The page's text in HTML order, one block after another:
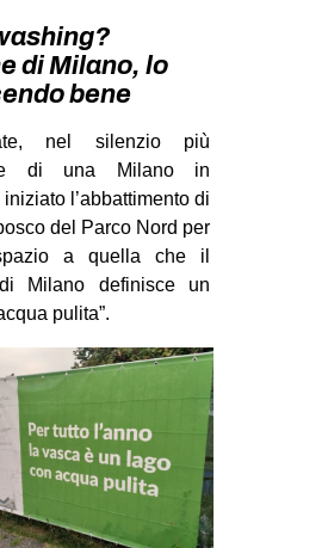
MSM
TSUNAMI
ZAM
MOBILITAZIONI
SPAZI
POPOLARE
MOVIMENTI
AMBIENTE
ANTIFASCISMO
ALL’ABITARE
GENERI
MIGRAZIONI
di Milano, lo
bene
nel silenzio più
di una Milano in
l’abbattimento di
del Parco Nord per
a quella che il
Milano definisce un
pulita”.